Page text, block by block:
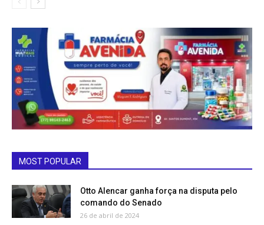
MOST POPULAR
Otto Alencar ganha força na disputa pelo
comando do Senado
26 de abril de 2024